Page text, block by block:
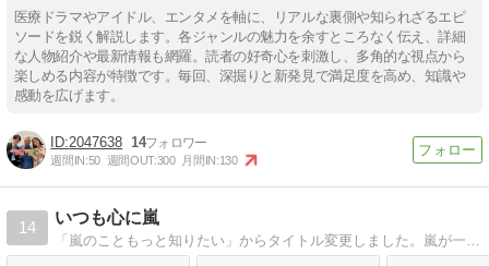
医療ドラマやアイドル、エンタメを軸に、リアルな裏側や知られざるエピ
ソードを鋭く解説します。各ジャンルの魅力を余すところなく伝え、詳細
な人物紹介や最新情報も網羅。読者の好奇心を刺激し、多角的な視点から
楽しめる内容が特徴です。毎回、深掘りと新発見で満足度を高め、知識や
感動を広げます。
2047638 14
週間IN:50 週間OUT:300 月間IN:130
14
いつも心に嵐
「嵐のこともっと知りたい」からタイトル変更しました。嵐が一番大好き、そしてジャニーズ大好きな、ニノ担まるるんのブログです。